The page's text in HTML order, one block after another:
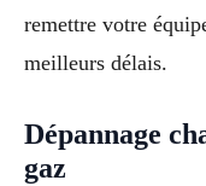
remettre votre
meilleurs délais.
Dépannage
gaz